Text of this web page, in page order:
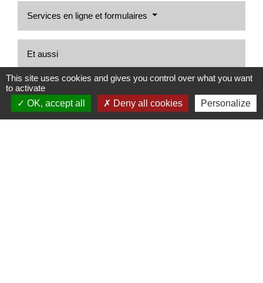
Services en ligne et formulaires
Et aussi
Publicité extérieure : règles d'installation
Pratiques commerciales
Règlement local de publicité (RLP)
This site uses cookies and gives you control over what you want
to activate
OK, accept all
Deny all cookies Personalize